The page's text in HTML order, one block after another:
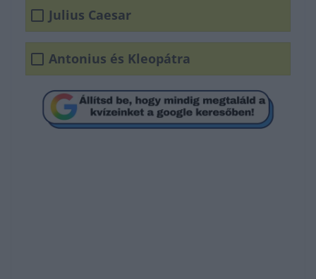
Julius Caesar
Antonius és Kleopátra